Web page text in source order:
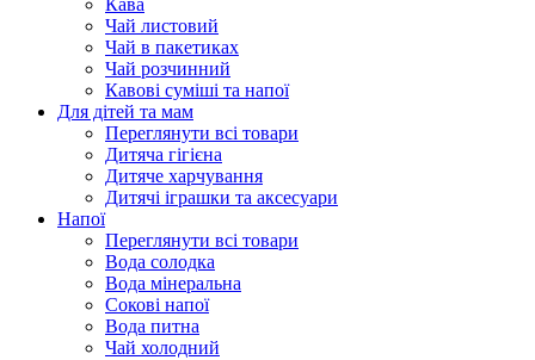
Кава
Чай листовий
Чай в пакетиках
Чай розчинний
Кавові суміші та напої
Для дітей та мам
Переглянути всі товари
Дитяча гігієна
Дитяче харчування
Дитячі іграшки та аксесуари
Напої
Переглянути всі товари
Вода солодка
Вода мінеральна
Сокові напої
Вода питна
Чай холодний